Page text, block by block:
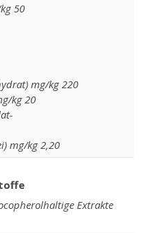
50
mg/kg 220
kg 20
mg/kg 2,20
Extrakte